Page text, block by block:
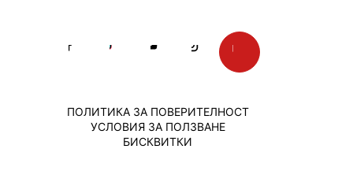
ПОЛИТИКА ЗА ПОВЕРИТЕЛНОСТ
УСЛОВИЯ ЗА ПОЛЗВАНЕ
БИСКВИТКИ